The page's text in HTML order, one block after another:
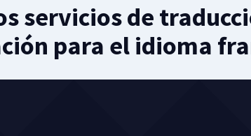
servicios de
para el idioma